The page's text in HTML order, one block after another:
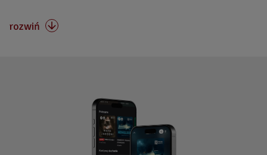
rozwiń 